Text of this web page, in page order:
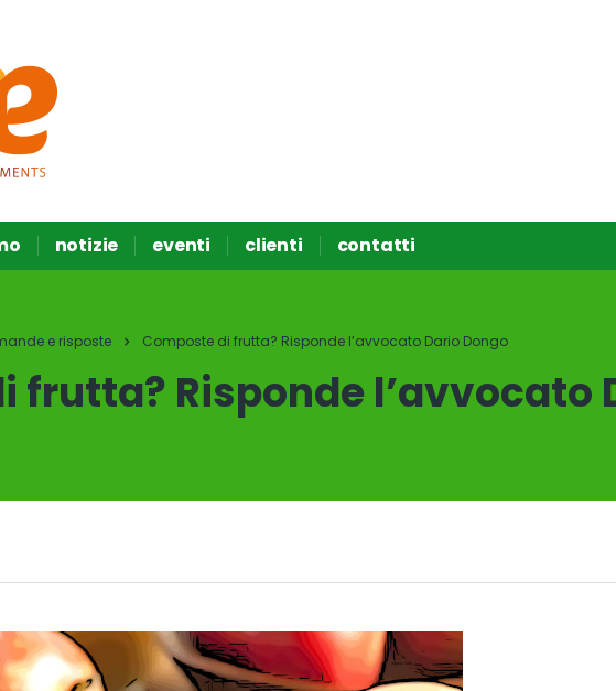
notizie eventi clienti contatti
e risposte Composte di frutta? Risponde l’avvocato Dario Dongo
frutta? Risponde l’avvocato